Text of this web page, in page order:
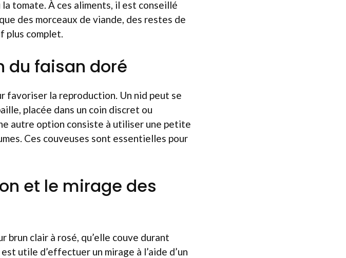
tomate. À ces aliments, il est conseillé
des morceaux de viande, des restes de
plus complet.
du faisan doré
favoriser la reproduction. Un nid peut se
placée dans un coin discret ou
autre option consiste à utiliser une petite
Ces couveuses sont essentielles pour
et le mirage des
brun clair à rosé, qu’elle couve durant
utile d’effectuer un mirage à l’aide d’un